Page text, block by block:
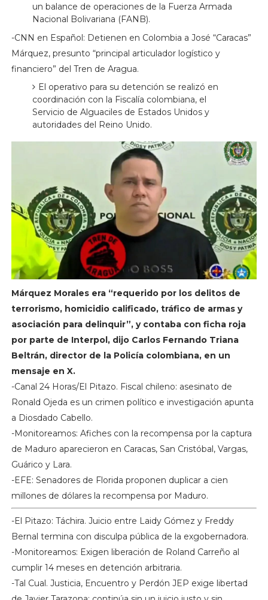
un balance de operaciones de la Fuerza Armada
Nacional Bolivariana (FANB).
-CNN en Español: Detienen en Colombia a José “Caracas”
Márquez, presunto “principal articulador logístico y
financiero” del Tren de Aragua.
El operativo para su detención se realizó en
coordinación con la Fiscalía colombiana, el
Servicio de Alguaciles de Estados Unidos y
autoridades del Reino Unido.
Márquez Morales era “requerido por los delitos de
terrorismo, homicidio calificado, tráfico de armas y
asociación para delinquir”, y contaba con ficha roja
por parte de Interpol, dijo Carlos Fernando Triana
Beltrán, director de la Policía colombiana, en un
mensaje en X.
-Canal 24 Horas/El Pitazo. Fiscal chileno: asesinato de
Ronald Ojeda es un crimen político e investigación apunta
a Diosdado Cabello.
-Monitoreamos: Afiches con la recompensa por la captura
de Maduro aparecieron en Caracas, San Cristóbal, Vargas,
Guárico y Lara.
-EFE: Senadores de Florida proponen duplicar a cien
millones de dólares la recompensa por Maduro.
-El Pitazo: Táchira. Juicio entre Laidy Gómez y Freddy
Bernal termina con disculpa pública de la exgobernadora.
-Monitoreamos: Exigen liberación de Roland Carreño al
cumplir 14 meses en detención arbitraria.
-Tal Cual. Justicia, Encuentro y Perdón JEP exige libertad